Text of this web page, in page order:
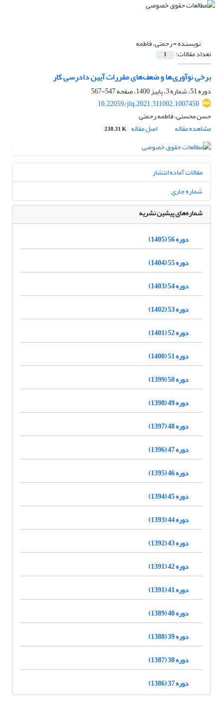
نویسنده =رحمتی، فاطمه
تعداد مقالات: 1
برخی نوآوری‌ها و ضعف‌های مقررات آیین دادرسی کار‏
دوره 51، شماره 3، پاییز 1400، صفحه
547-567
10.22059/jlq.2021.311002.1007450
حسن محسنی، فاطمه رحمتی
مشاهده مقاله
اصل مقاله 238.31 K
مقالات آماده انتشار
شماره جاری
شماره‌های پیشین نشریه
دوره 56 (1405)
دوره 55 (1404)
دوره 54 (1403)
دوره 53 (1402)
دوره 52 (1401)
دوره 51 (1400)
دوره 50 (1399)
دوره 49 (1398)
دوره 48 (1397)
دوره 47 (1396)
دوره 46 (1395)
دوره 45 (1394)
دوره 44 (1393)
دوره 43 (1392)
دوره 42 (1391)
دوره 41 (1391)
دوره 40 (1389)
دوره 39 (1388)
دوره 38 (1387)
دوره 37 (1386)